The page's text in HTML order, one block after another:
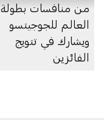
من منافسات بطولة
العالم للجوجيتسو
ويشارك في تتويج
الفائزين